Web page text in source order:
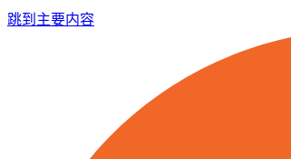
跳到主要内容